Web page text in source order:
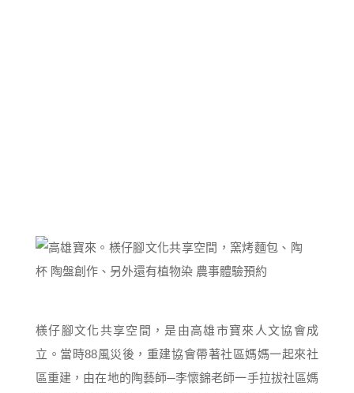
檨仔腳文化共享空間，是由高雄市寶來人文協會成
立。當時88風災後，重建協會帶著社區媽媽一起來社
區重建，由在地的陶藝師─李懷錦老師一手拉拔社區媽